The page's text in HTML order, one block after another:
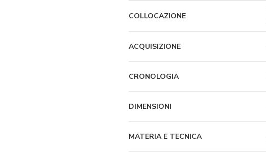
COLLOCAZIONE
ACQUISIZIONE
CRONOLOGIA
DIMENSIONI
MATERIA E TECNICA